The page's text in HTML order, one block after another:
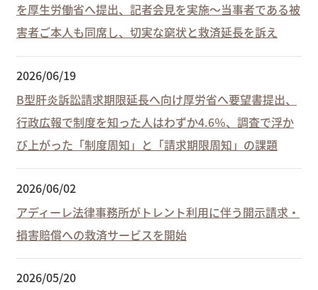
を厚生労働省へ提出、記者会見を実施～当事者である被
害者ご本人も同席し、切実な窮状と救済延長を訴え
2026/06/19
B型肝炎訴訟請求期限延長へ向け厚労省へ要望書提出、
行政広報で制度を知った人はわずか4.6％、調査で浮か
び上がった「制度周知」と「請求期限周知」の課題
2026/06/02
アディーレ法律事務所がトレント利用に伴う開示請求・
損害賠償への救済サービスを開始
2026/05/20